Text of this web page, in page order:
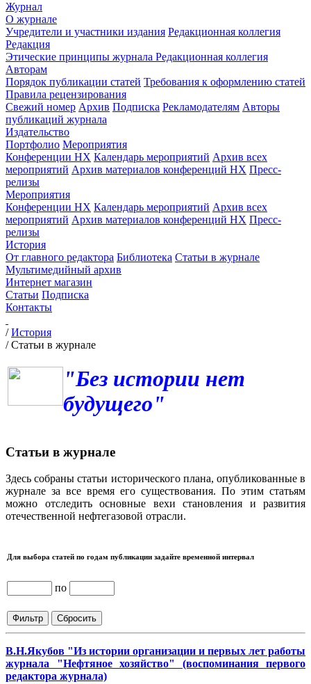
Журнал
О журнале
Учредители и участники издания Редакционная коллегия
Редакция
Этические принципы журнала Редакционная коллегия
Авторам
Порядок публикации статей Требования к оформлению статей
Правила рецензирования
Свежий номер Архив Подписка Рекламодателям Авторы
публикаций журнала
Издательство
Портфолио Мероприятия
Конференции НХ Календарь мероприятий Архив всех
мероприятий Архив материалов конференций НХ Пресс-
релизы
Мероприятия
Конференции НХ Календарь мероприятий Архив всех
мероприятий Архив материалов конференций НХ Пресс-
релизы
История
От главного редактора Библиотека Статьи в журнале
Мультимедийный архив
Интернет магазин
Статьи Подписка
Контакты
/История
/Статьи в журнале
"Без истории нет
будущего"
Статьи в журнале
Здесь собраны статьи исторического плана, опубликованные в
журнале за все время его существования. По этим статьям
можно отследить основные вехи становления и развития
отечественной нефтегазовой отрасли.
Для выбора статей по годам публикации задайте временной интервал
по
В.Н.Якубов "Из истории организации и первых лет работы
журнала "Нефтяное хозяйство" (воспоминания первого
редактора журнала)